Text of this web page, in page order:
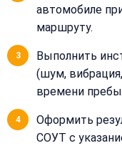
автомобиле
маршруту.
Выполнить
(шум,
времени
Оформить
СОУТ с